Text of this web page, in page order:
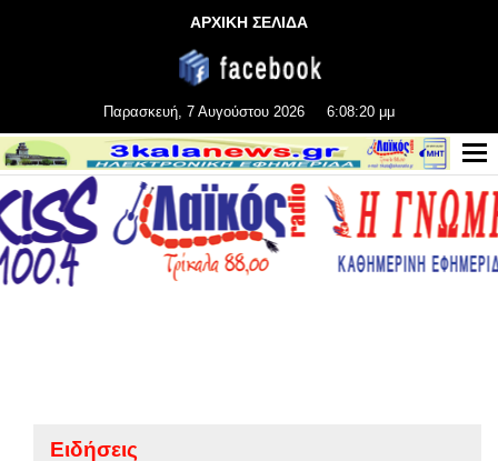
ΑΡΧΙΚΗ ΣΕΛΙΔΑ
Παρασκευή, 7 Αυγούστου 2026 6:08:21 μμ
Ειδήσεις